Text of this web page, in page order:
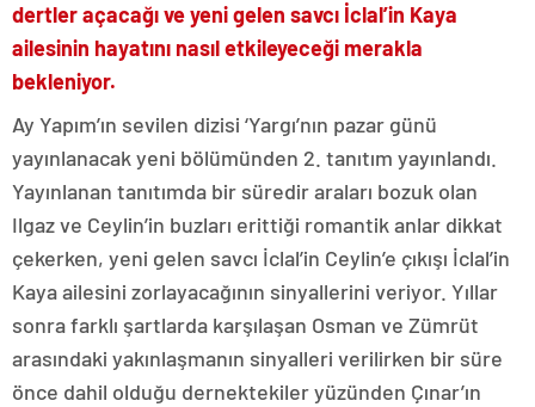
dertler açacağı ve yeni gelen savcı İclal’in Kaya
ailesinin hayatını nasıl etkileyeceği merakla
bekleniyor.
Ay Yapım’ın sevilen dizisi ‘Yargı’nın pazar günü
yayınlanacak yeni bölümünden 2. tanıtım yayınlandı.
Yayınlanan tanıtımda bir süredir araları bozuk olan
Ilgaz ve Ceylin’in buzları erittiği romantik anlar dikkat
çekerken, yeni gelen savcı İclal’in Ceylin’e çıkışı İclal’in
Kaya ailesini zorlayacağının sinyallerini veriyor. Yıllar
sonra farklı şartlarda karşılaşan Osman ve Zümrüt
arasındaki yakınlaşmanın sinyalleri verilirken bir süre
önce dahil olduğu dernektekiler yüzünden Çınar’ın